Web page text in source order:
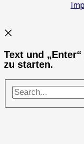
Text und
zu starten.
Search...